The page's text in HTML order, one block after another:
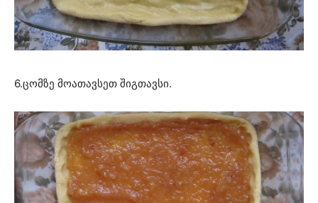
6.ცომზე მოათავსეთ შიგთავსი.